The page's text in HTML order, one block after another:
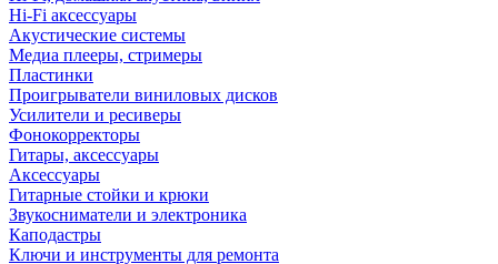
Hi-Fi аксессуары
Акустические системы
Медиа плееры, стримеры
Пластинки
Проигрыватели виниловых дисков
Усилители и ресиверы
Фонокорректоры
Гитары, аксессуары
Аксессуары
Гитарные стойки и крюки
Звукосниматели и электроника
Каподастры
Ключи и инструменты для ремонта